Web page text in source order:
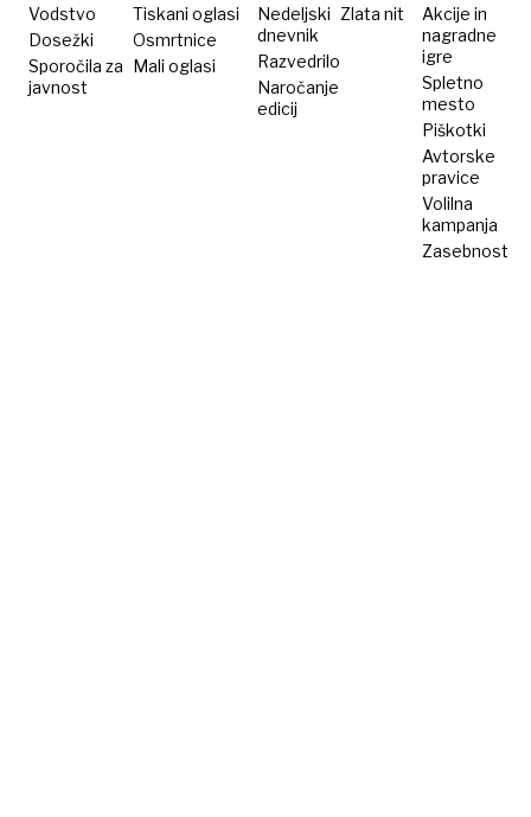
Vodstvo
Dosežki
Sporočila za
javnost
Tiskani oglasi
Osmrtnice
Mali oglasi
Nedeljski
dnevnik
Razvedrilo
Naročanje
edicij
Zlata nit
Akcije in
nagradne
igre
Spletno
mesto
Piškotki
Avtorske
pravice
Volilna
kampanja
Zasebnost